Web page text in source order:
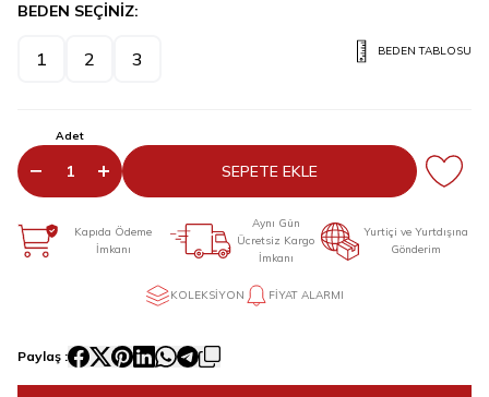
BEDEN SEÇİNİZ:
1 2 3 BEDEN TABLOSU
Adet
SEPETE EKLE
Kapıda Ödeme
İmkanı
Aynı Gün
Ücretsiz Kargo
İmkanı
Yurtiçi ve Yurtdışına
Gönderim
KOLEKSIYON FIYAT ALARMI
Paylaş :